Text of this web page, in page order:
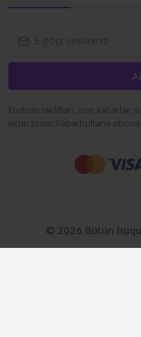
Endirim təklifləri, son xəbərlər,
üçün bizim Xəbərbültənə abunə
© 2026 Bütün